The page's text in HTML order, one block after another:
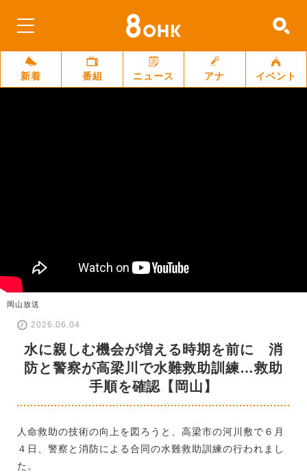
新着 番組 ニュース アナ イベント
岡山放送
2026.06.04
水に親しむ機会が増える時期を前に 消
防と警察が高梁川で水難救助訓練…救助
手順を確認【岡山】
人命救助の技術の向上を図ろうと、高梁市の河川敷で６月
４日、警察と消防による合同の水難救助訓練の行われまし
た。